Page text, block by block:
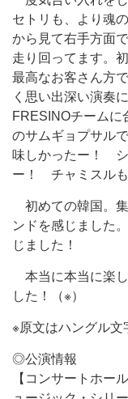
セトリも、より魂
から見て右手方面
走り回ってます。
最高なお客さん方
く思い出深い演奏
FRESINOチームに
のサムギョプサル
味しかったー！ シ
ー！ チャミスルも
初めての韓国。
ンドを感じました
じました！
本当に本当に楽
した！（※）
※原文はハングル文
◎公演情報
【コンサートホー